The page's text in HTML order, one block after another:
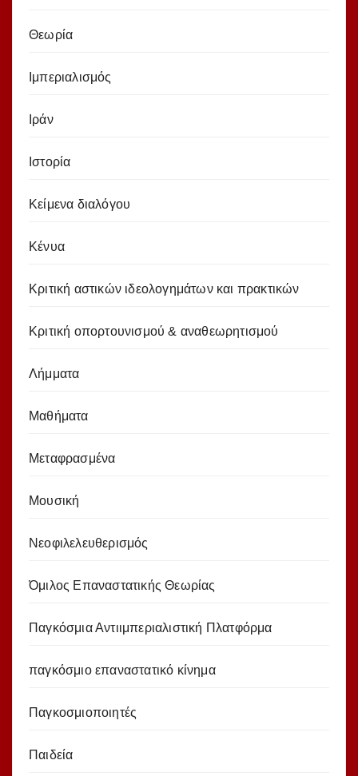
Θεωρία
Ιμπεριαλισμός
Ιράν
Ιστορία
Κείμενα διαλόγου
Κένυα
Κριτική αστικών ιδεολογημάτων και πρακτικών
Κριτική οπορτουνισμού & αναθεωρητισμού
Λήμματα
Μαθήματα
Μεταφρασμένα
Μουσική
Νεοφιλελευθερισμός
Όμιλος Επαναστατικής Θεωρίας
Παγκόσμια Αντιιμπεριαλιστική Πλατφόρμα
παγκόσμιο επαναστατικό κίνημα
Παγκοσμιοποιητές
Παιδεία